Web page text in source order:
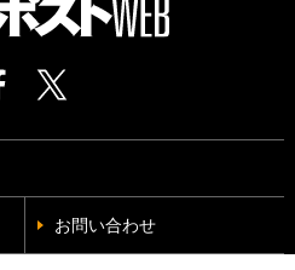
お問い合わせ